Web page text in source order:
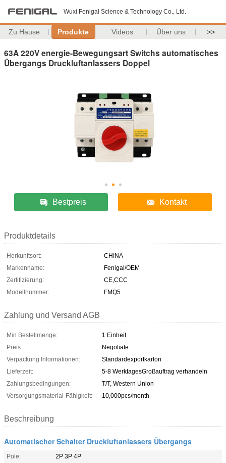
Wuxi Fenigal Science & Technology Co., Ltd.
Zu Hause Produkte Videos Über uns >>
63A 220V energie-Bewegungsart Switchs automatisches
Übergangs Druckluftanlassers Doppel
Bestpreis Kontakt
Produktdetails
Herkunftsort:
CHINA
Markenname:
Fenigal/OEM
Zertifizierung:
CE,CCC
Modellnummer:
FMQ5
Zahlung und Versand AGB
Min Bestellmenge:
1 Einheit
Preis:
Negotiate
Verpackung Informationen:
Standardexportkarton
Lieferzeit:
5-8 WerktagesGroßauftrag verhandeln
Zahlungsbedingungen:
T/T, Western Union
Versorgungsmaterial-Fähigkeit:
10,000pcs/month
Beschreibung
Automatischer Schalter Druckluftanlassers Übergangs
Pole:
2P 3P 4P